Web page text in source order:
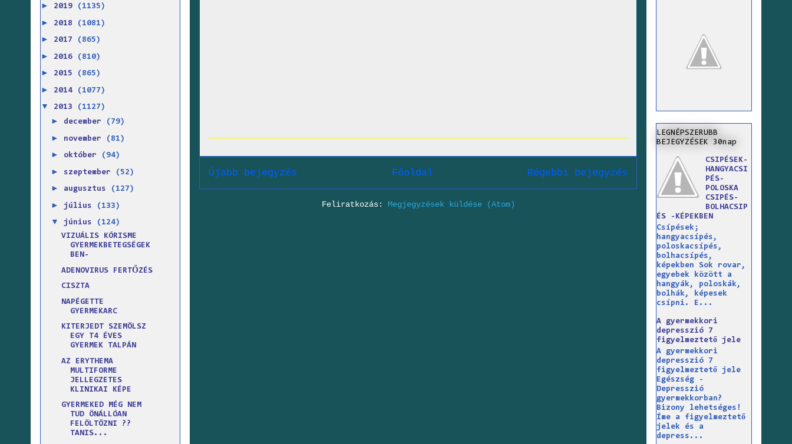
Újabb bejegyzés Régebbi bejegyzés
Főoldal
Feliratkozás: Megjegyzések küldése (Atom)
► 2019 (1135)
► 2018 (1081)
► 2017 (865)
► 2016 (810)
► 2015 (865)
► 2014 (1077)
▼ 2013 (1127)
► december (79)
► november (81)
► október (94)
► szeptember (52)
► augusztus (127)
► július (133)
▼ június
(124)
VIZUÁLIS KÓRISME
GYERMEKBETEGSÉGEK
BEN-
ADENOVIRUS FERTŐZÉS
CISZTA
NAPÉGETTE
GYERMEKARC
KITERJEDT SZEMÖLSZ
EGY T4 ÉVES
GYERMEK TALPÁN
AZ ERYTHEMA
MULTIFORME
JELLEGZETES
KLINIKAI KÉPE
GYERMEKED MÉG NEM
TUD ÖNÁLLÓAN
FELÖLTÖZNI ??
TANIS...
LEGNÉPSZERUBB
BEJEGYZÉSEK 30nap
CSIPÉSEK-
HANGYACSI
PÉS-
POLOSKA
CSIPÉS-
BOLHACSIP
ÉS -KÉPEKBEN
Csípések;
hangyacsípés,
poloskacsípés,
bolhacsípés,
képekben Sok rovar,
egyebek között a
hangyák, poloskák,
bolhák, képesek
csípni. E...
A gyermekkori
depresszió 7
figyelmeztető jele
A gyermekkori
depresszió 7
figyelmeztető jele
Egészség -
Depresszió
gyermekkorban?
Bizony lehetséges!
Íme a figyelmeztető
jelek és a
depress...